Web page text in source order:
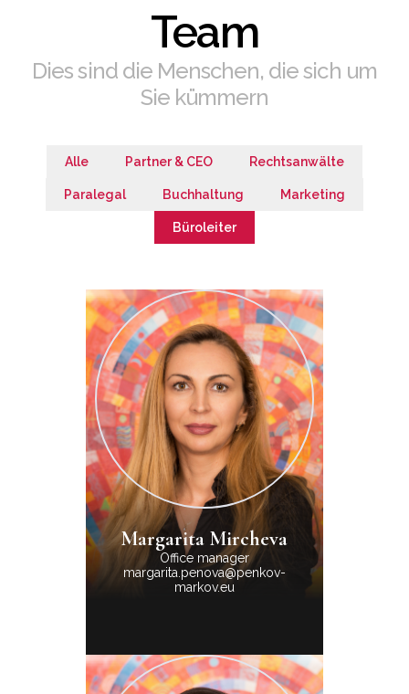
Team
Dies sind die Menschen, die sich um
Sie kümmern
Alle Partner & CEO Rechtsanwälte
Paralegal Buchhaltung Marketing
Büroleiter
Margarita Mircheva
Office manager
margarita.penova@penkov-
markov.eu